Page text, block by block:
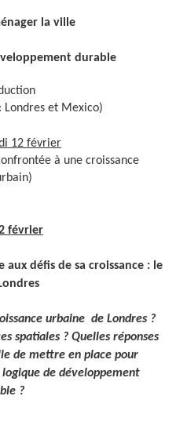
la ville
durable
Londres et Mexico)
12 février
à une croissance
février
défis de sa croissance : le
urbaine de Londres ?
spatiales ? Quelles réponses
de mettre en place pour
de développement
?